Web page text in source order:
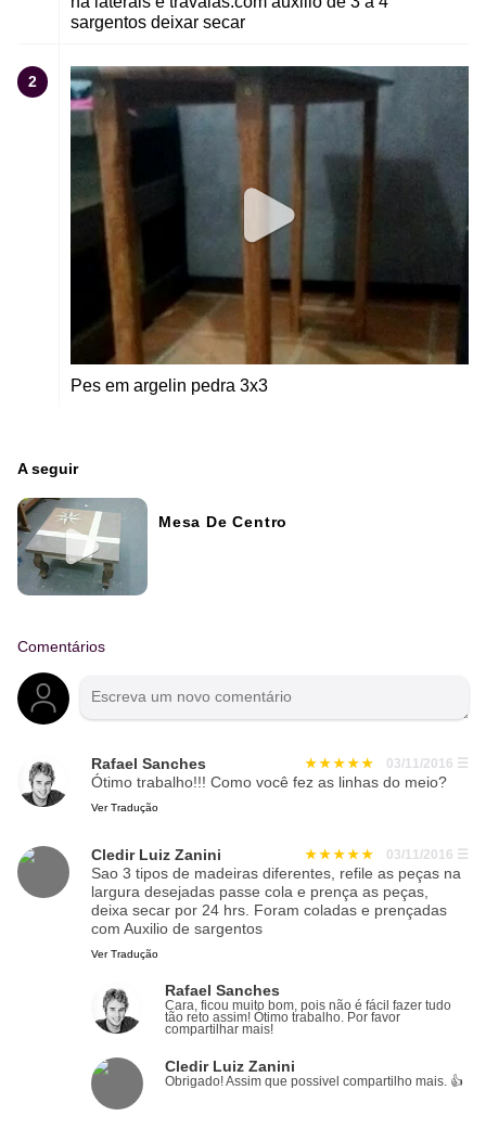
sargentos deixar secar
2
Pes em argelin pedra 3x3
A seguir
Mesa De Centro
Comentários
Rafael Sanches 03/11/2016 ☰
Ótimo trabalho!!! Como você fez as linhas do meio?
Ver Tradução
Cledir Luiz Zanini 03/11/2016 ☰
Sao 3 tipos de madeiras diferentes, refile as peças na
largura desejadas passe cola e prença as peças,
deixa secar por 24 hrs. Foram coladas e prençadas
com Auxilio de sargentos
Ver Tradução
Rafael Sanches
Cara, ficou muito bom, pois não é fácil fazer tudo
tão reto assim! Ótimo trabalho. Por favor
compartilhar mais!
Cledir Luiz Zanini
Obrigado! Assim que possivel compartilho mais. 👍